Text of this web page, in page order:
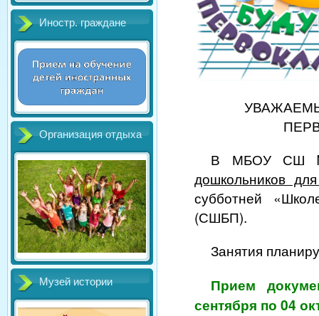
Иностр. граждане
Организация отдыха
Музей истории
В МБОУ СШ №
дошкольников
субботней
(СШБП).
Занятия
Прием
сентября по 04